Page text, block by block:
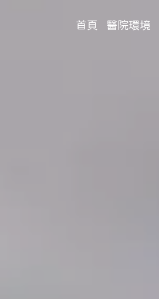
首頁 醫院環境